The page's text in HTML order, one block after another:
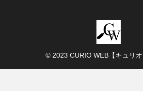
© 2023 CURIO WEB【キュリ